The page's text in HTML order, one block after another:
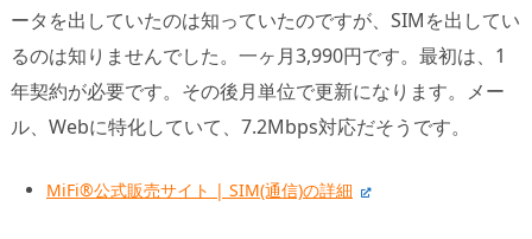
ータを出していたのは知っていたのですが、SIMを出してい
るのは知りませんでした。一ヶ月3,990円です。最初は、1
年契約が必要です。その後月単位で更新になります。メー
ル、Webに特化していて、7.2Mbps対応だそうです。
MiFi®公式販売サイト | SIM(通信)の詳細